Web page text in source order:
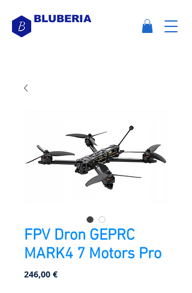
BLUBERIA
FPV Dron GEPRC
MARK4 7 Motors Pro
246,00 €Prezzo